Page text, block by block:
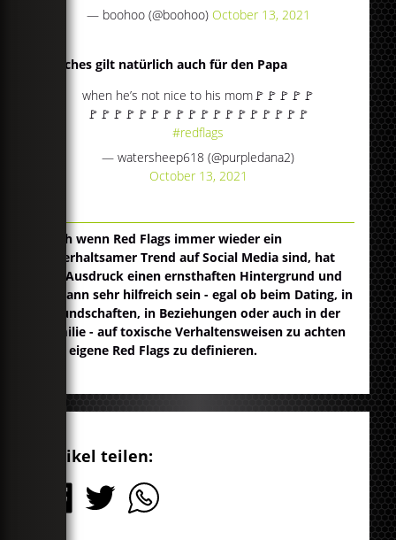
— boohoo (@boohoo) October 13, 2021
Gleiches gilt natürlich auch für den Papa
when he’s not nice to his mom🚩🚩🚩🚩🚩
🚩🚩🚩🚩🚩🚩🚩🚩🚩🚩🚩🚩🚩🚩🚩🚩🚩🚩
#redflags
— watersheep618 (@purpledana2)
October 13, 2021
Auch wenn Red Flags immer wieder ein
unterhaltsamer Trend auf Social Media sind, hat
der Ausdruck einen ernsthaften Hintergrund und
es kann sehr hilfreich sein - egal ob beim Dating, in
Freundschaften, in Beziehungen oder auch in der
Familie - auf toxische Verhaltensweisen zu achten
und eigene Red Flags zu definieren.
Artikel teilen: